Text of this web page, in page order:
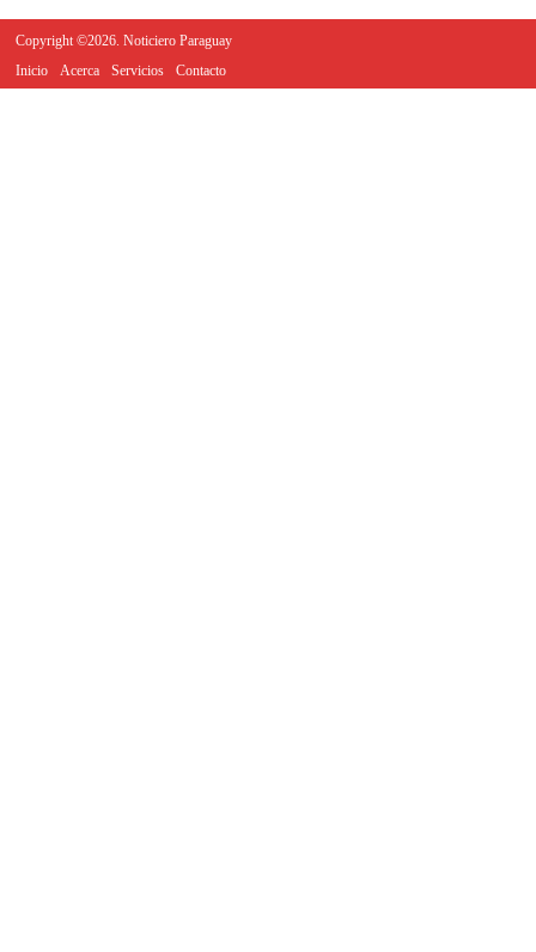
Copyright ©2026. Noticiero Paraguay
Inicio
Acerca Servicios Contacto